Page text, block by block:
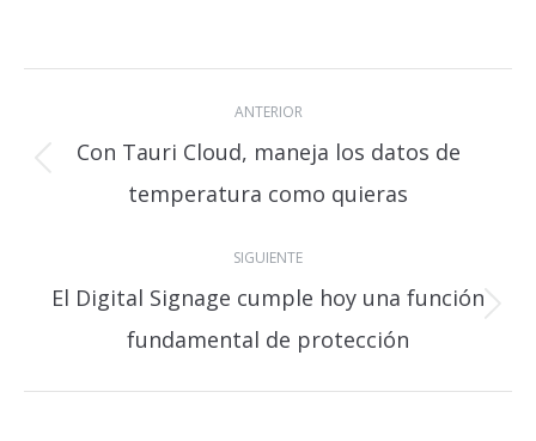
publicaciones
ANTERIOR
Publicación
anterior:
Con Tauri Cloud, maneja los datos de
temperatura como quieras
SIGUIENTE
Publicación
siguiente:
El Digital Signage cumple hoy una función
fundamental de protección